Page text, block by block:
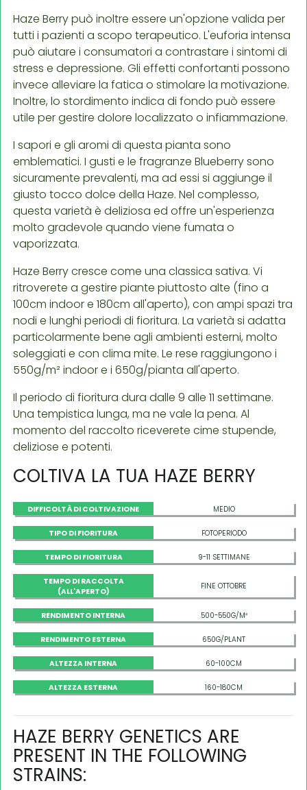
Haze Berry può inoltre essere un'opzione valida per
tutti i pazienti a scopo terapeutico. L'euforia intensa
può aiutare i consumatori a contrastare i sintomi di
stress e depressione. Gli effetti confortanti possono
invece alleviare la fatica o stimolare la motivazione.
Inoltre, lo stordimento indica di fondo può essere
utile per gestire dolore localizzato o infiammazione.
I sapori e gli aromi di questa pianta sono
emblematici. I gusti e le fragranze Blueberry sono
sicuramente prevalenti, ma ad essi si aggiunge il
giusto tocco dolce della Haze. Nel complesso,
questa varietà è deliziosa ed offre un'esperienza
molto gradevole quando viene fumata o
vaporizzata.
Haze Berry cresce come una classica sativa. Vi
ritroverete a gestire piante piuttosto alte (fino a
100cm indoor e 180cm all'aperto), con ampi spazi tra
nodi e lunghi periodi di fioritura. La varietà si adatta
particolarmente bene agli ambienti esterni, molto
soleggiati e con clima mite. Le rese raggiungono i
550g/m² indoor e i 650g/pianta all'aperto.
Il periodo di fioritura dura dalle 9 alle 11 settimane.
Una tempistica lunga, ma ne vale la pena. Al
momento del raccolto riceverete cime stupende,
deliziose e potenti.
COLTIVA LA TUA HAZE BERRY
DIFFICOLTÀ DI COLTIVAZIONE MEDIO
TIPO DI FIORITURA FOTOPERIODO
TEMPO DI FIORITURA 9-11 SETTIMANE
TEMPO DI RACCOLTA
(ALL'APERTO)
FINE OTTOBRE
RENDIMENTO INTERNA 500-550G/M²
RENDIMENTO ESTERNA 650G/PLANT
ALTEZZA INTERNA 60-100CM
ALTEZZA ESTERNA 160-180CM
HAZE BERRY GENETICS ARE
PRESENT IN THE FOLLOWING
STRAINS: